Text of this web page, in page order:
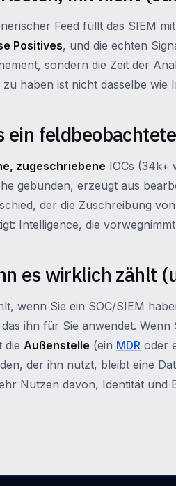
Feed füllt das SIEM
Positives, und die echten
sondern die Zeit der
zu haben ist nicht dasselbe wie
ein
zugeschriebene IOCs (34k+
gebunden, erzeugt aus
der die Zuschreibung von
Intelligence, die
es wirklich zählt
wenn Sie ein SOC/SIEM
das ihn für Sie anwendet.
die Außenstelle (ein MDR oder
der ihn nutzt, bleibt eine
Nutzen davon, Identität und